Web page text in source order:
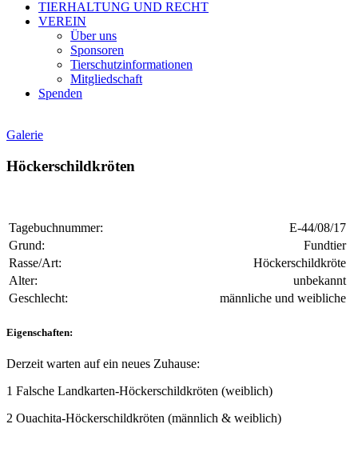
TIERHALTUNG UND RECHT
VEREIN
Über uns
Sponsoren
Tierschutzinformationen
Mitgliedschaft
Spenden
Galerie
Höckerschildkröten
Tagebuchnummer:
E-44/08/17
Grund:
Fundtier
Rasse/Art:
Höckerschildkröte
Alter:
unbekannt
Geschlecht:
männliche und weibliche
Eigenschaften:
Derzeit warten auf ein neues Zuhause:
1 Falsche Landkarten-Höckerschildkröten (weiblich)
2 Ouachita-Höckerschildkröten (männlich & weiblich)